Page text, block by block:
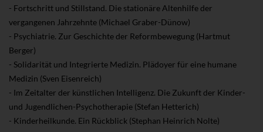
- Fortschritt und Stillstand. Die stationäre Altenhilfe der
vergangenen Jahrzehnte (Michael Graber-Dünow)
- Psychiatrie. Zur Geschichte der Reformbewegung (Hartmut
Berger)
- Solidarität und Integrierte Medizin. Plädoyer für eine humane
Medizin (Sven Eisenreich)
- Im Zeitalter der künstlichen Intelligenz. Die Zukunft der Kinder-
und Jugendlichen-Psychotherapie (Stefan Hetterich)
- Kinderheilkunde. Ein Rückblick (Stephan Heinrich Nolte)